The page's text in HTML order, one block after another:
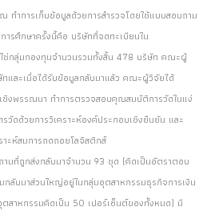
ทำการเก็บข้อมูลด้วยการสำรวจโดยใช้แบบสอบถาม
ารศึกษาครั้งนี้คือ บริษัทที่จดทะเบียนใน
ช่กลุ่มกองทุนจำนวนรวมทั้งสิ้น 478 บริษัท คณะผู้
และเมื่อได้รับข้อมูลกลับมาแล้ว คณะผู้วิจัยได้
ชิงพรรณนา ทำการตรวจสอบคุณสมบัติการวัดในแง่
วัดด้วยการวิเคราะห์องค์ประกอบเชิงยืนยัน และ
ะห์สมการถดถอยโลจิสติกส์
มที่ถูกส่งกลับมาจำนวน 93 ชุด (คิดเป็นอัตราตอบ
ลับมาส่วนใหญ่อยู่ในกลุ่มอุตสาหกรรมธุรกิจการเงิน
สาหกรรมคิดเป็น 50 เปอร์เซ็นต์ของทั้งหมด) มี